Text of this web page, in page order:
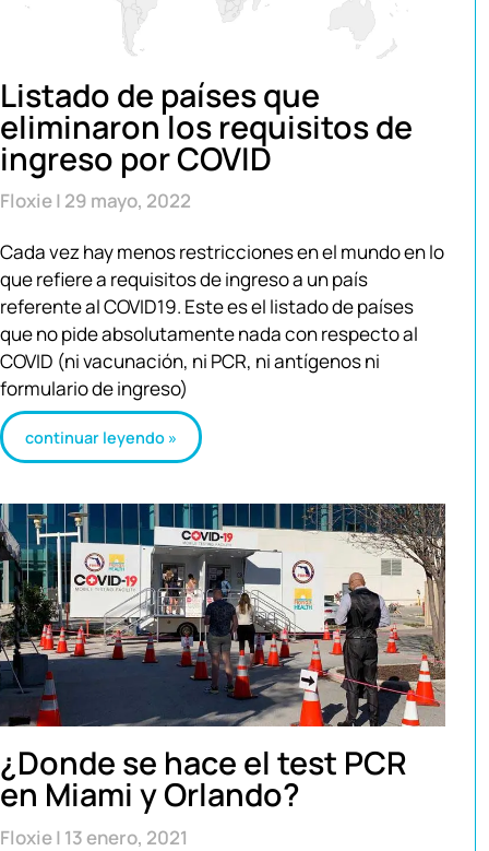
Listado de países que
eliminaron los requisitos de
ingreso por COVID
Floxie 29 mayo, 2022
Cada vez hay menos restricciones en el mundo en lo
que refiere a requisitos de ingreso a un país
referente al COVID19. Este es el listado de países
que no pide absolutamente nada con respecto al
COVID (ni vacunación, ni PCR, ni antígenos ni
formulario de ingreso)
continuar leyendo »
¿Donde se hace el test PCR
en Miami y Orlando?
Floxie 13 enero, 2021